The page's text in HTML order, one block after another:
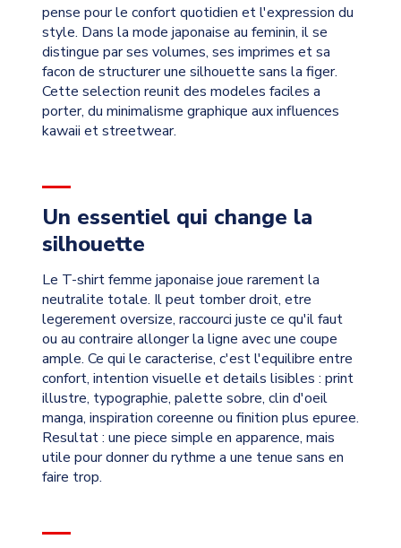
pense pour le confort quotidien et l'expression du
style. Dans la mode japonaise au feminin, il se
distingue par ses volumes, ses imprimes et sa
facon de structurer une silhouette sans la figer.
Cette selection reunit des modeles faciles a
porter, du minimalisme graphique aux influences
kawaii et streetwear.
Un essentiel qui change la
silhouette
Le T-shirt femme japonaise joue rarement la
neutralite totale. Il peut tomber droit, etre
legerement oversize, raccourci juste ce qu'il faut
ou au contraire allonger la ligne avec une coupe
ample. Ce qui le caracterise, c'est l'equilibre entre
confort, intention visuelle et details lisibles : print
illustre, typographie, palette sobre, clin d'oeil
manga, inspiration coreenne ou finition plus epuree.
Resultat : une piece simple en apparence, mais
utile pour donner du rythme a une tenue sans en
faire trop.